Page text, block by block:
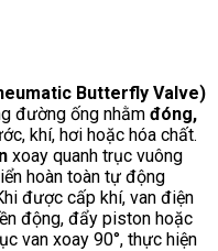
Butterfly Valve)
đường ống nhằm đóng,
khí, hơi hoặc hóa chất.
xoay quanh trục vuông
hoàn toàn tự động
được cấp khí, van điện
động, đẩy piston hoặc
van xoay 90°, thực hiện